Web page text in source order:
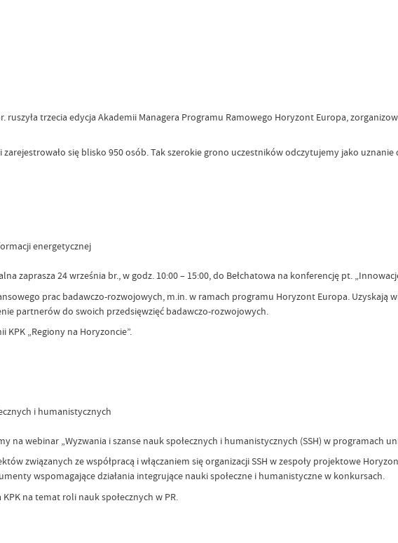
ruszyła trzecia edycja Akademii Managera Programu Ramowego Horyzont Europa,
się blisko 950 osób. Tak szerokie grono uczestników odczytujemy jako
energetycznej
zaprasza 24 września br., w godz. 10:00 – 15:00, do Bełchatowa na konferencję pt.
prac badawczo-rozwojowych, m.in. w ramach programu Horyzont Europa. Uzyskają
partnerów do swoich przedsięwzięć badawczo-rozwojowych.
„Regiony na Horyzoncie”.
i humanistycznych
na webinar „Wyzwania i szanse nauk społecznych i humanistycznych (SSH) w programach
związanych ze współpracą i włączaniem się organizacji SSH w zespoły projektowe
wspomagające działania integrujące nauki społeczne i humanistyczne w konkursach.
na temat roli nauk społecznych w PR.